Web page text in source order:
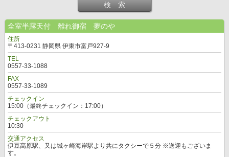
検 索
全室半露天付 離れ御宿 夢のや
住所
〒413-0231 静岡県 伊東市富戸927-9
TEL
0557-33-1088
FAX
0557-33-1089
チェックイン
15:00（最終チェックイン：17:00）
チェックアウト
10:30
交通アクセス
伊豆高原駅、又は城ヶ崎海岸駅より共にタクシーで５分 ※送迎もございま
す。